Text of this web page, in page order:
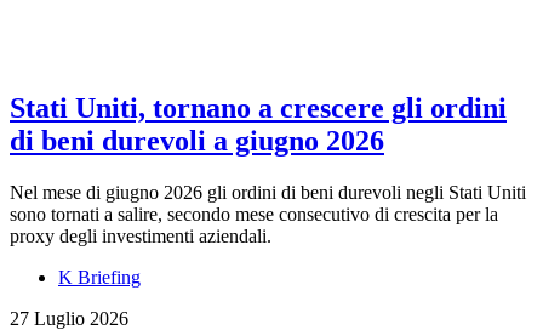
Stati Uniti, tornano a crescere gli ordini
di beni durevoli a giugno 2026
Nel mese di giugno 2026 gli ordini di beni durevoli negli Stati Uniti
sono tornati a salire, secondo mese consecutivo di crescita per la
proxy degli investimenti aziendali.
K Briefing
27 Luglio 2026